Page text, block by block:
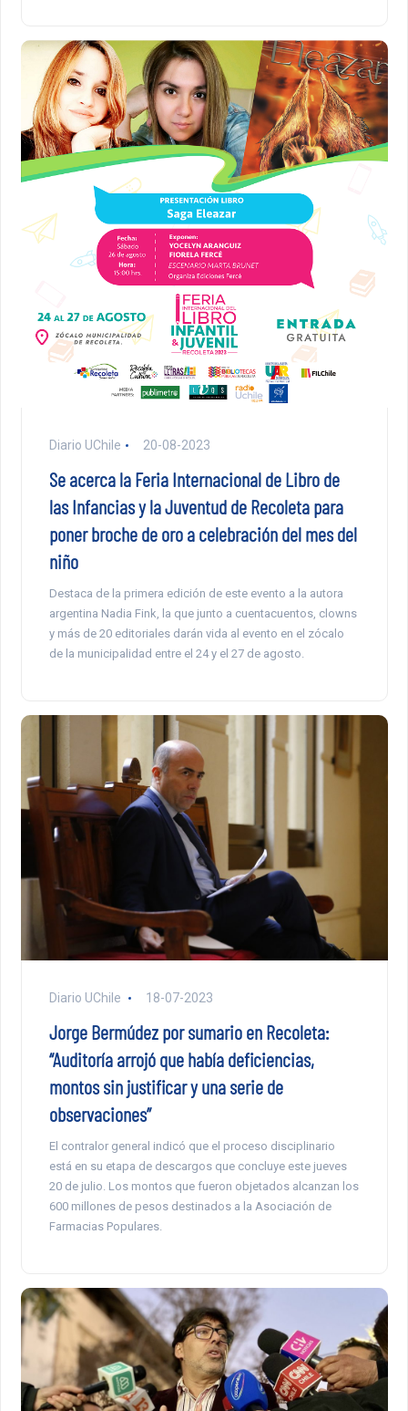
Diario UChile 20-08-2023
Se acerca la Feria Internacional de Libro de
las Infancias y la Juventud de Recoleta para
poner broche de oro a celebración del mes del
niño
Destaca de la primera edición de este evento a la autora
argentina Nadia Fink, la que junto a cuentacuentos, clowns
y más de 20 editoriales darán vida al evento en el zócalo
de la municipalidad entre el 24 y el 27 de agosto.
Diario UChile 18-07-2023
Jorge Bermúdez por sumario en Recoleta:
“Auditoría arrojó que había deficiencias,
montos sin justificar y una serie de
observaciones”
El contralor general indicó que el proceso disciplinario
está en su etapa de descargos que concluye este jueves
20 de julio. Los montos que fueron objetados alcanzan los
600 millones de pesos destinados a la Asociación de
Farmacias Populares.